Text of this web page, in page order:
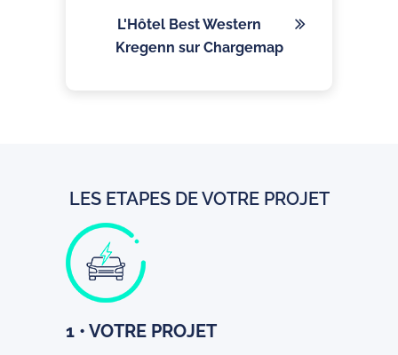
L'Hôtel Best Western
Kregenn sur Chargemap
LES ETAPES DE VOTRE PROJET
1 • VOTRE PROJET